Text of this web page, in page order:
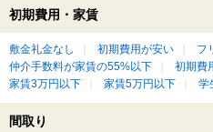
初期費用・家賃
敷金礼金なし 初期費用が安い フ
仲介手数料が家賃の55%以下
初期費
家賃3万円以下
家賃5万円以下 学
間取り